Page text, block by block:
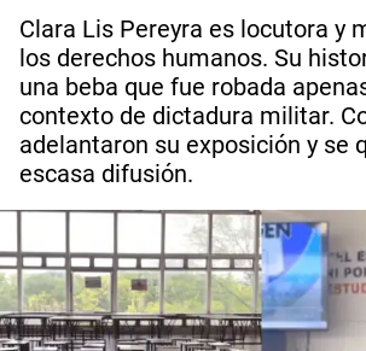
Clara Lis Pereyra es locutora y
los derechos humanos. Su
una beba que fue robada
contexto de dictadura militar.
adelantaron su exposición y se
escasa difusión.